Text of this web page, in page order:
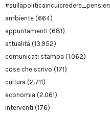
#sullapoliticaincuicredere_pensieri
ambiente (664)
appuntamenti (681)
attualità (13.952)
comunicati stampa (1.062)
cose che scrivo (171)
cultura (2.711)
economia (2.061)
interventi (176)